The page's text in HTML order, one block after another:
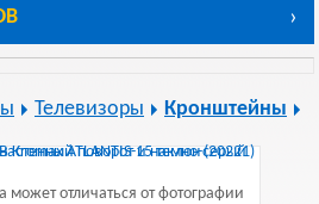
›
Телевизоры Кронштейны
может отличаться от фотографии